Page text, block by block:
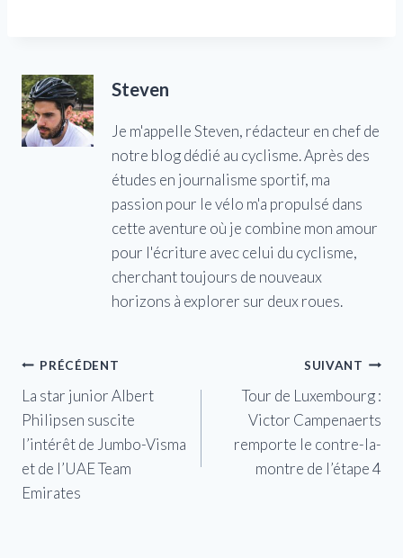
Steven
Je m'appelle Steven, rédacteur en chef de
notre blog dédié au cyclisme. Après des
études en journalisme sportif, ma
passion pour le vélo m'a propulsé dans
cette aventure où je combine mon amour
pour l'écriture avec celui du cyclisme,
cherchant toujours de nouveaux
horizons à explorer sur deux roues.
Navigation
de
l’article
PRÉCÉDENT
La star junior Albert
Philipsen suscite
l’intérêt de Jumbo-Visma
et de l’UAE Team
Emirates
SUIVANT
Tour de Luxembourg :
Victor Campenaerts
remporte le contre-la-
montre de l’étape 4